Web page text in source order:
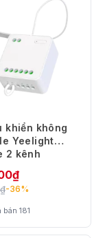
khiển không
Yeelight
2 kênh
₫
₫-36%
bán 181